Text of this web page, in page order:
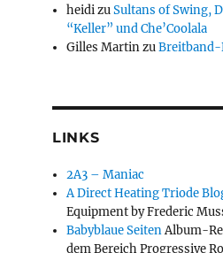
heidizuSultans of Swing,
“Keller” und Che’Coolala
Gilles Martinzu
LINKS
2A3 – Maniac
A Direct Heating Triode
Equipment by Frederic
Babyblaue SeitenAlbum-
dem Bereich Progressive